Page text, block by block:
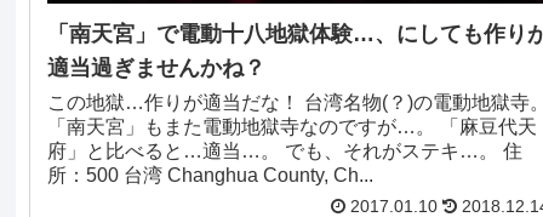
「南天宮」で電動十八地獄体験…、にしても作り
適当過ぎませんかね？
この地獄…作りが適当だな！ 台湾名物(？)の電動地獄寺。
「南天宮」もまた電動地獄寺なのですが…。 「麻豆代天
府」と比べると…適当…。 でも、それがステキ…。 住
所：500 台湾 Changhua County, Ch...
2017.01.10